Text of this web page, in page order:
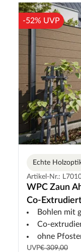
-52% UVP
Echte
Artikel-Nr.:
WPC Zaun
Co-
Bohlen mit
Co-
ohne
UVP€ 309,00